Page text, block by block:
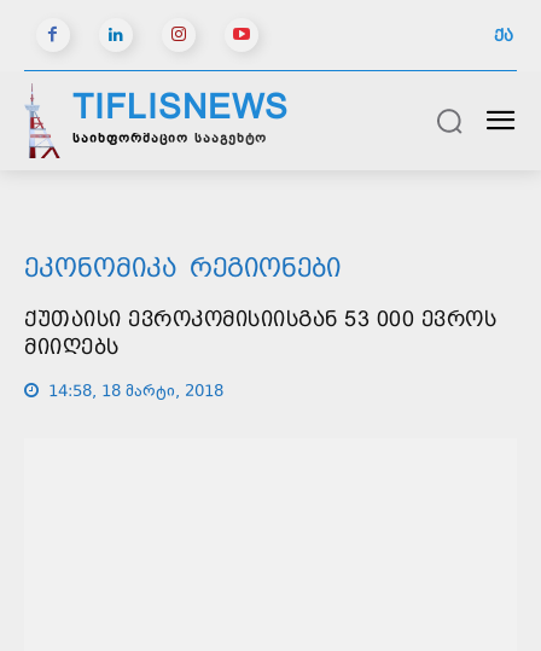
ᲥᲐ
TIFLISNEWS
საინფორმაციო სააგენტო
ᲔᲙᲝᲜᲝᲛᲘᲙᲐ ᲠᲔᲒᲘᲝᲜᲔᲑᲘ
ᲥᲣᲗᲐᲘᲡᲘ ᲔᲕᲠᲝᲙᲝᲛᲘᲡᲘᲘᲡᲒᲐᲜ 53 000 ᲔᲕᲠᲝᲡ
ᲛᲘᲘᲦᲔᲑᲡ
14:58, 18 მარტი, 2018